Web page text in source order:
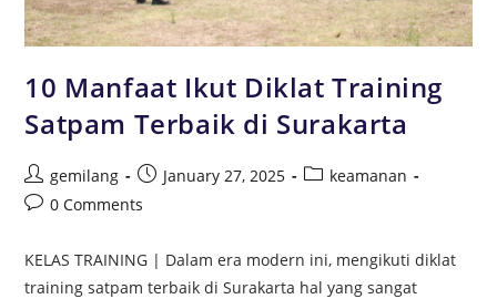
10 Manfaat Ikut Diklat Training
Satpam Terbaik di Surakarta
gemilang January 27, 2025
keamanan
0 Comments
KELAS TRAINING | Dalam era modern ini, mengikuti diklat
training satpam terbaik di Surakarta hal yang sangat